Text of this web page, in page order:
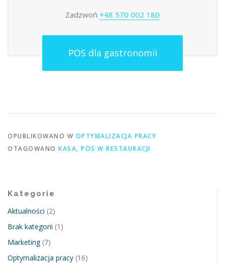
Zadzwoń +48 570 002 180
POS dla gastronomii
OPUBLIKOWANO W OPTYMALIZACJA PRACY
OTAGOWANO KASA, POS W RESTAURACJI
Kategorie
Aktualności (2)
Brak kategorii (1)
Marketing(7)
Optymalizacja pracy (16)